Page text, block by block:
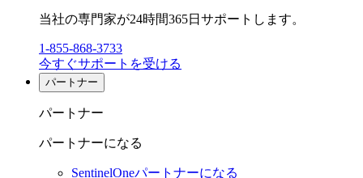
当社の専門家が24時間365日サポートします。
1-855-868-3733
今すぐサポートを受ける
パートナー
パートナー
パートナーになる
SentinelOneパートナーになる